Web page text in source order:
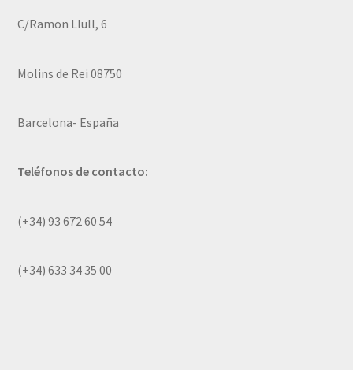
C/Ramon Llull, 6
Molins de Rei 08750
Barcelona- España
Teléfonos de contacto:
(+34) 93 672 60 54
(+34) 633 34 35 00